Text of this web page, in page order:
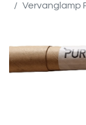
Vervanglamp